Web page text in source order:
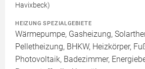
Havixbeck)
HEIZUNG SPEZIALGEBIETE
Wärmepumpe, Gasheizung,
Pelletheizung, BHKW, Heizkörper,
Photovoltaik, Badezimmer,